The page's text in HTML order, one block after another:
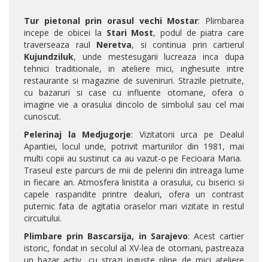
Tur pietonal prin orasul vechi Mostar: Plimbarea
incepe de obicei la Stari Most, podul de piatra care
traverseaza raul Neretva, si continua prin cartierul
Kujundziluk, unde mestesugarii lucreaza inca dupa
tehnici traditionale, in ateliere mici, inghesuite intre
restaurante si magazine de suveniruri. Strazile pietruite,
cu bazaruri si case cu influente otomane, ofera o
imagine vie a orasului dincolo de simbolul sau cel mai
cunoscut.
Pelerinaj la Medjugorje: Vizitatorii urca pe Dealul
Aparitiei, locul unde, potrivit marturiilor din 1981, mai
multi copii au sustinut ca au vazut-o pe Fecioara Maria.
Traseul este parcurs de mii de pelerini din intreaga lume
in fiecare an. Atmosfera linistita a orasului, cu biserici si
capele raspandite printre dealuri, ofera un contrast
puternic fata de agitatia oraselor mari vizitate in restul
circuitului.
Plimbare prin Bascarsija, in Sarajevo: Acest cartier
istoric, fondat in secolul al XV-lea de otomani, pastreaza